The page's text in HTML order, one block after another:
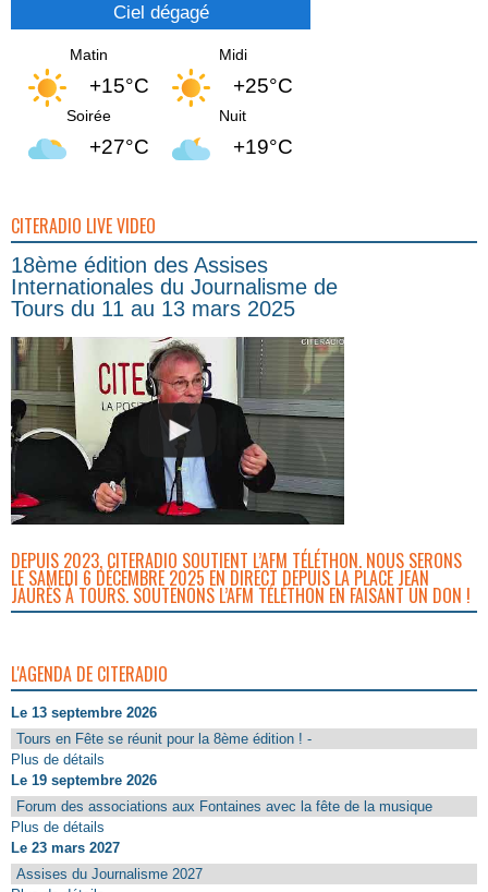
Ciel dégagé
Matin
+15°C
Midi
+25°C
Soirée
+27°C
Nuit
+19°C
CITERADIO LIVE VIDEO
18ème édition des Assises
Internationales du Journalisme de
Tours du 11 au 13 mars 2025
DEPUIS 2023, CITERADIO SOUTIENT L’AFM TÉLÉTHON. NOUS SERONS
LE SAMEDI 6 DÉCEMBRE 2025 EN DIRECT DEPUIS LA PLACE JEAN
JAURÈS À TOURS. SOUTENONS L’AFM TÉLÉTHON EN FAISANT UN DON !
L'AGENDA DE CITERADIO
Le 13 septembre 2026
Tours en Fête se réunit pour la 8ème édition ! -
Plus de détails
Le 19 septembre 2026
Forum des associations aux Fontaines avec la fête de la musique
Plus de détails
Le 23 mars 2027
Assises du Journalisme 2027